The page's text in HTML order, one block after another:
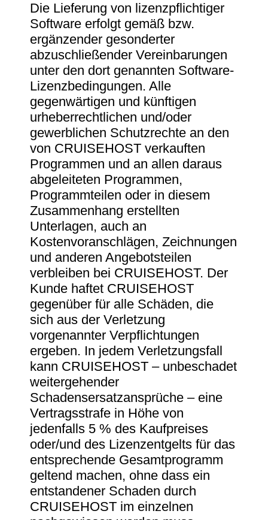
Die Lieferung von lizenzpflichtiger
Software erfolgt gemäß bzw.
ergänzender gesonderter
abzuschließender Vereinbarungen
unter den dort genannten Software-
Lizenzbedingungen. Alle
gegenwärtigen und künftigen
urheberrechtlichen und/oder
gewerblichen Schutzrechte an den
von CRUISEHOST verkauften
Programmen und an allen daraus
abgeleiteten Programmen,
Programmteilen oder in diesem
Zusammenhang erstellten
Unterlagen, auch an
Kostenvoranschlägen, Zeichnungen
und anderen Angebotsteilen
verbleiben bei CRUISEHOST. Der
Kunde haftet CRUISEHOST
gegenüber für alle Schäden, die
sich aus der Verletzung
vorgenannter Verpflichtungen
ergeben. In jedem Verletzungsfall
kann CRUISEHOST – unbeschadet
weitergehender
Schadensersatzansprüche – eine
Vertragsstrafe in Höhe von
jedenfalls 5 % des Kaufpreises
oder/und des Lizenzentgelts für das
entsprechende Gesamtprogramm
geltend machen, ohne dass ein
entstandener Schaden durch
CRUISEHOST im einzelnen